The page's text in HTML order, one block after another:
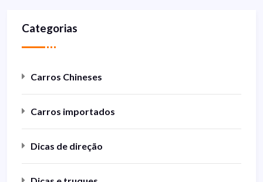
Categorias
Carros Chineses
Carros importados
Dicas de direção